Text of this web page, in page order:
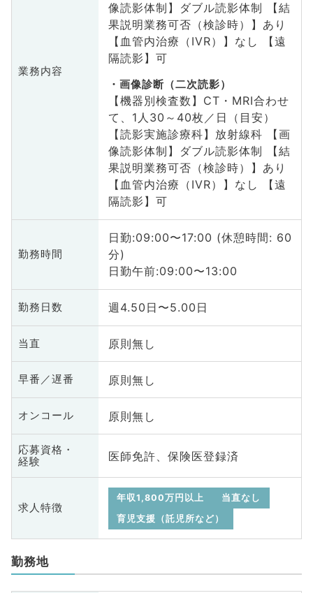
業務内容
像読影体制】ダブル読影体制 【結
果説明業務可否（検診時）】あり
【血管内治療（IVR）】なし 【遠
隔読影】可
画像診断（二次読影）
【機器別検査数】CT・MRI合わせ
て、1人30～40枚／日（目安）
【読影実施診療科】放射線科 【画
像読影体制】ダブル読影体制 【結
果説明業務可否（検診時）】あり
【血管内治療（IVR）】なし 【遠
隔読影】可
勤務時間
日勤:09:00〜17:00 (休憩時間: 60
分)
日勤午前:09:00〜13:00
勤務日数 週4.50日〜5.00日
当直 原則無し
早番／遅番 原則無し
オンコール 原則無し
応募資格・
経験
医師免許、保険医登録済
求人特徴
年収1,800万円以上
当直なし
育児支援（託児所など）
勤務地